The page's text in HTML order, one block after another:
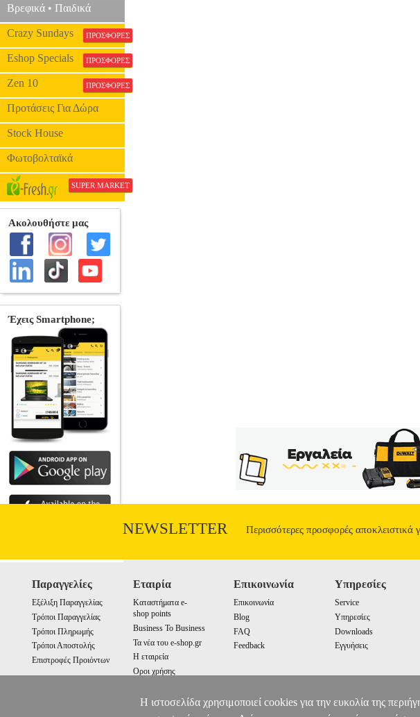
Βρεφικά • Παιδικά
Crazy Sundays ΠΡΟΣΦΟΡΕΣ
Eshop Specials ΠΡΟΣΦΟΡΕΣ
Zen 10 ΠΡΟΣΦΟΡΕΣ
Προτάσεις Για Δώρα
Stock House
Φωτοβολταϊκά
SUPER MARKET
NEWSLETTER Περισσότερες προσφορές
Παραγγελίες
Εξέλιξη Παραγγελίας
Τρόποι Παραγγελίας
Τρόποι Πληρωμής
Τρόποι Αποστολής
Επιστροφές Προιόντων
Εταιρία
Καταστήματα e-
shop points
Business To Business
Τα νέα του e-shop.gr
Η εταιρεία
Οροι χρήσης
Επικοινωνία
Επικοινωνία
Blog
FAQ
Feedback
Υπηρεσίες
Service
Υπηρεσίες
Downloads
Εγγυήσεις
Η ιστοσελίδα χρησιμοποιεί cookies για την ευκολία της